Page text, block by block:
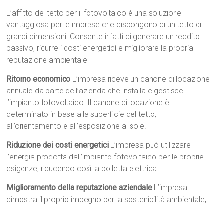
L’affitto del tetto per il fotovoltaico è una soluzione
vantaggiosa per le imprese che dispongono di un tetto di
grandi dimensioni. Consente infatti di generare un reddito
passivo, ridurre i costi energetici e migliorare la propria
reputazione ambientale.
Ritorno economico L’impresa riceve un canone di locazione
annuale da parte dell’azienda che installa e gestisce
l’impianto fotovoltaico. Il canone di locazione è
determinato in base alla superficie del tetto,
all’orientamento e all’esposizione al sole.
Riduzione dei costi energetici L’impresa può utilizzare
l’energia prodotta dall’impianto fotovoltaico per le proprie
esigenze, riducendo così la bolletta elettrica.
Miglioramento della reputazione aziendale L’impresa
dimostra il proprio impegno per la sostenibilità ambientale,